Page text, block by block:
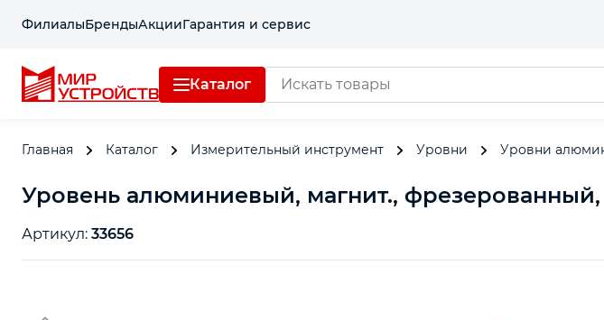
ФилиалыБрендыАкцииГарантия и сервис
Каталог
Главная Каталог Измерительный инструмент Уровни Уровни
Уровень алюминиевый, магнит., фрезерованный,
Артикул: 33656